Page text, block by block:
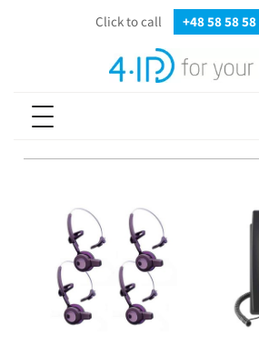
Click to call +48 58 58